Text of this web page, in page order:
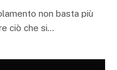
non basta più
ciò che si…